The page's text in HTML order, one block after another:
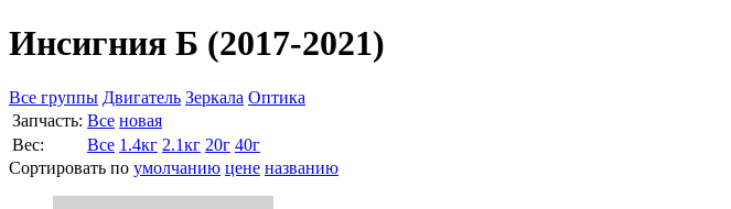
Инсигния Б (2017-2021)
Все группы Двигатель Зеркала Оптика
Запчасть: Все новая
Вес:
Все 1.4кг 2.1кг 20г 40г
Сортировать по умолчанию цене названию